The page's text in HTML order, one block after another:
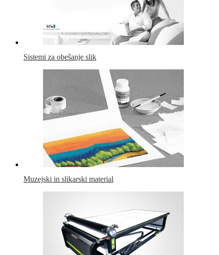
Sistemi za obešanje slik
Muzejski in slikarski material